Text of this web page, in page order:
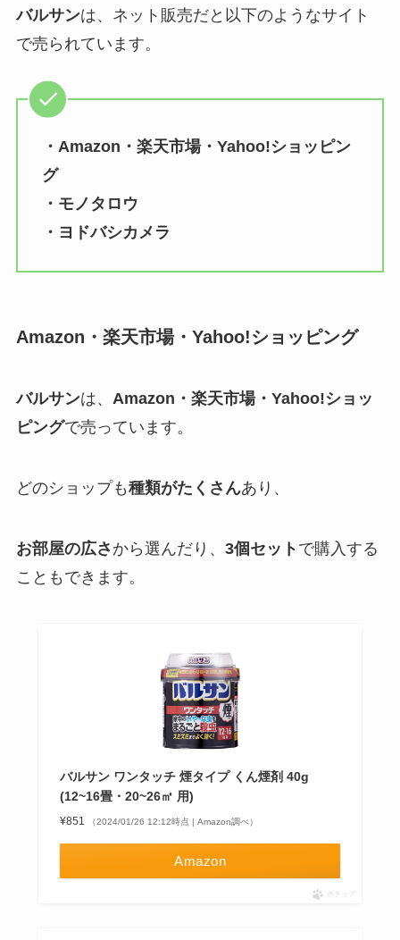
バルサンは、ネット販売だと以下のようなサイト
で売られています。
・ Amazon・楽天市場・Yahoo!ショッピン
グ
・モノタロウ
・ヨドバシカメラ
Amazon・楽天市場・Yahoo!ショッピング
バルサンは、 Amazon・楽天市場・Yahoo!ショッ
ピングで売っています。
どのショップも種類がたくさんあり、
お部屋の広さ から選んだり、 3個セット で購入する
こともできます。
バルサン ワンタッチ 煙タイプ くん煙剤 40g
(12~16畳・20~26㎡ 用)
¥851 （2024/01/26 12:12時点 | Amazon調べ）
Amazon
ポチップ